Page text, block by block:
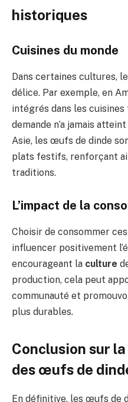
historiques
Cuisines du monde
Dans certaines cultures,
délice. Par exemple, en
intégrés dans les
demande n’a jamais
Asie, les œufs de dinde
plats festifs, renforçant
traditions.
L’impact de la
Choisir de consommer
influencer positivement
encourageant la culture
production, cela peut
communauté et
plus durables.
Conclusion sur
des œufs de
En définitive, les œufs de